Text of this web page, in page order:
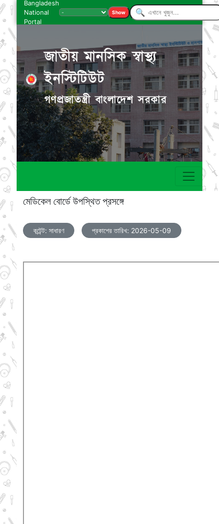
Bangladesh
National
Portal
Show
জাতীয় মানসিক স্বাস্থ্য
ইনস্টিটিউট
গণপ্রজাতন্ত্রী বাংলাদেশ সরকার
মেডিকেল বোর্ডে উপস্থিত প্রসঙ্গে
কন্টেন্ট: সাধারণ প্রকাশের তারিখ: 2026-05-09